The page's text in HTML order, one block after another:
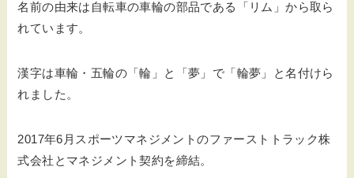
名前の由来は自転車の車輪の部品である「リム」から取ら
れています。
漢字は車輪・五輪の「輪」と「夢」で「輪夢」と名付けら
れました。
2017年6月スポーツマネジメントのファーストトラック株
式会社とマネジメント契約を締結。